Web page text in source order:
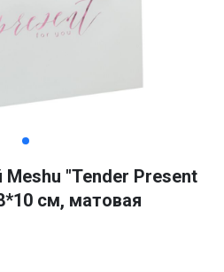
"Tender Present
см, матовая